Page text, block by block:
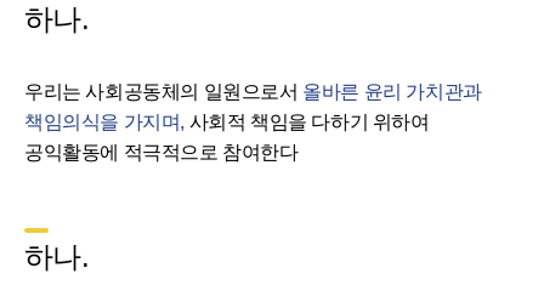
하나.
우리는 사회공동체의 일원으로서 올바른 윤리 가치관과
책임의식을 가지며, 사회적 책임을 다하기 위하여
공익활동에 적극적으로 참여한다
하나.